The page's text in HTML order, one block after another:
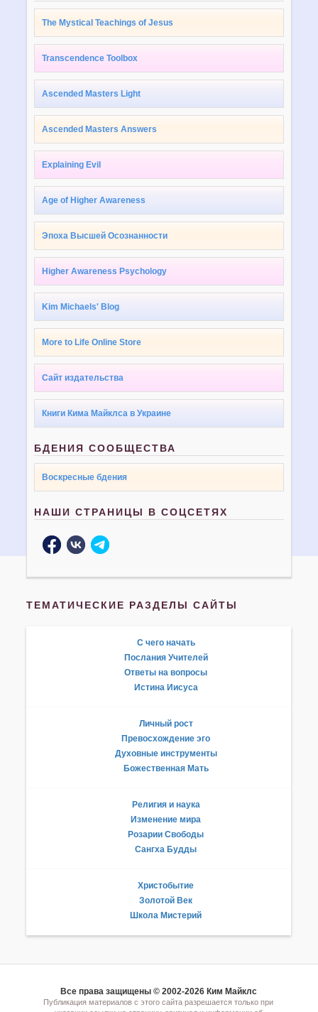
The Mystical Teachings of Jesus
Transcendence Toolbox
Ascended Masters Light
Ascended Masters Answers
Explaining Evil
Age of Higher Awareness
Эпоха Высшей Осознанности
Higher Awareness Psychology
Kim Michaels' Blog
More to Life Online Store
Сайт издательства
Книги Кима Майклса в Украине
БДЕНИЯ СООБЩЕСТВА
Воскресные бдения
НАШИ СТРАНИЦЫ В СОЦСЕТЯХ
ТЕМАТИЧЕСКИЕ РАЗДЕЛЫ САЙТЫ
С чего начать
Послания Учителей
Ответы на вопросы
Истина Иисуса
Личный рост
Превосхождение эго
Духовные инструменты
Божественная Мать
Религия и наука
Изменение мира
Розарии Свободы
Сангха Будды
Христобытие
Золотой Век
Школа Мистерий
Все права защищены © 2002-2026 Ким Майклс
Публикация материалов с этого сайта разрешается только при